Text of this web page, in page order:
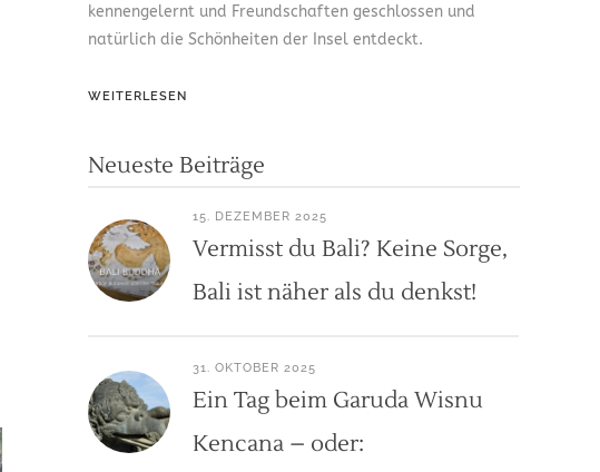
kennengelernt und Freundschaften geschlossen und
natürlich die Schönheiten der Insel entdeckt.
WEITERLESEN
Neueste Beiträge
15. DEZEMBER 2025
Vermisst du Bali? Keine Sorge,
Bali ist näher als du denkst!
31. OKTOBER 2025
Ein Tag beim Garuda Wisnu
Kencana – oder: